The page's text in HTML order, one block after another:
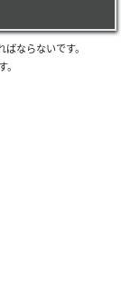
ならないです。